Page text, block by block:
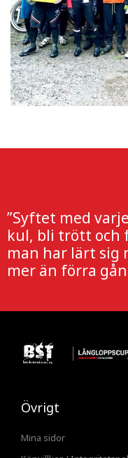
”Syftet med
kul, bli trött och
man har lärt sig
mer än förra
Övrigt
Mina sidor